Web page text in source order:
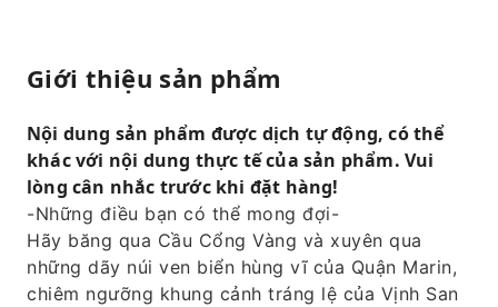
Giới thiệu sản phẩm
Nội dung sản phẩm được dịch tự động, có thể
khác với nội dung thực tế của sản phẩm. Vui
lòng cân nhắc trước khi đặt hàng!
-Những điều bạn có thể mong đợi-
Hãy băng qua Cầu Cổng Vàng và xuyên qua
những dãy núi ven biển hùng vĩ của Quận Marin,
chiêm ngưỡng khung cảnh tráng lệ của Vịnh San